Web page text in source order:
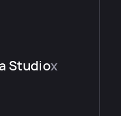
Studiox